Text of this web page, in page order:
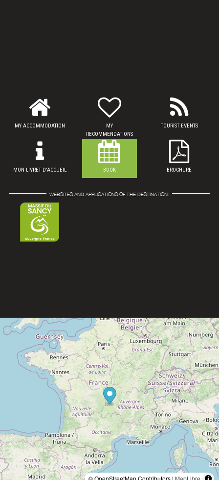
MY ACCOMMODATION
MY
RECOMMENDATIONS
TOURIST EVENTS
MON LIVRET D'ACCUEIL BOOK BROCHURE
WEBSITES AND APPLICATIONS OF THE DESTINATION:
© OpenStreetMap Contributors | MapLibre